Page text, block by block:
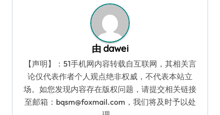
由 dawei
【声明】：51手机网内容转载自互联网，其相关言
论仅代表作者个人观点绝非权威，不代表本站立
场。如您发现内容存在版权问题，请提交相关链接
至邮箱：bqsm@foxmail.com，我们将及时予以处